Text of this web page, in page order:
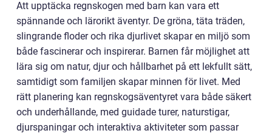
Att upptäcka regnskogen med barn kan vara ett
spännande och lärorikt äventyr. De gröna, täta träden,
slingrande floder och rika djurlivet skapar en miljö som
både fascinerar och inspirerar. Barnen får möjlighet att
lära sig om natur, djur och hållbarhet på ett lekfullt sätt,
samtidigt som familjen skapar minnen för livet. Med
rätt planering kan regnskogsäventyret vara både säkert
och underhållande, med guidade turer, naturstigar,
djurspaningar och interaktiva aktiviteter som passar